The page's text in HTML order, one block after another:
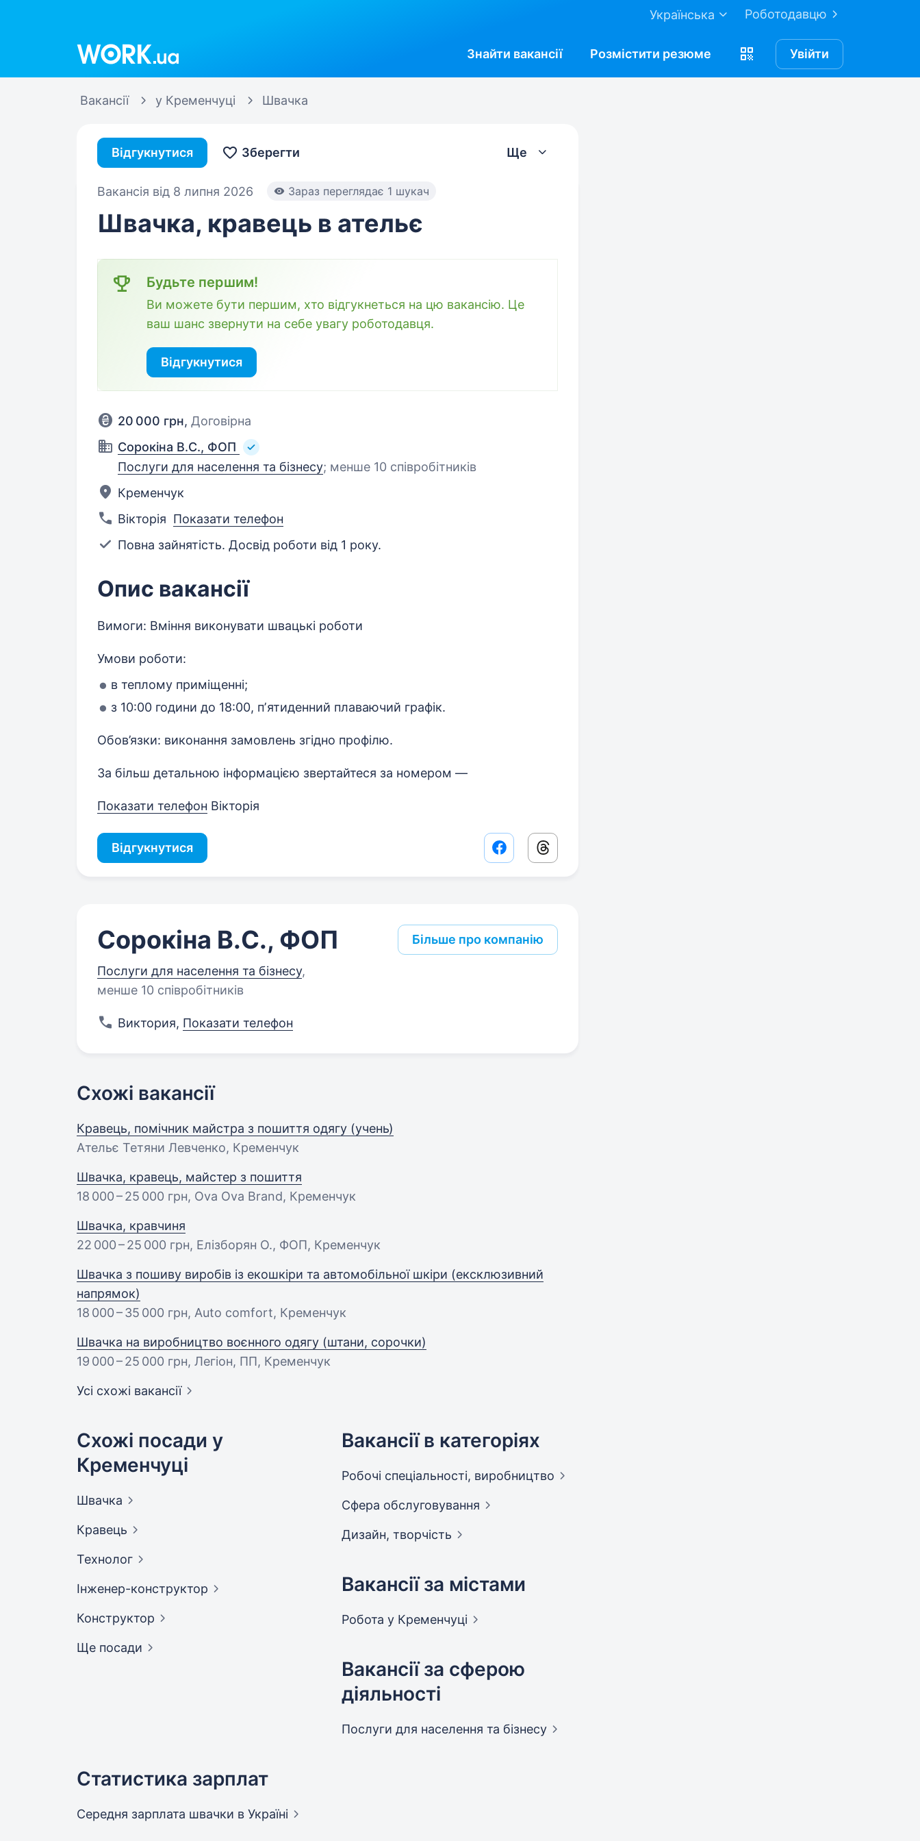
Роботодавцю
Українська
Знайти вакансії Розмістити резюме Увійти
Вакансії у Кременчуці Швачка
Відгукнутися Зберегти Ще
Вакансія від 8 липня 2026 Зараз переглядає 1 шукач
Швачка, кравець в ательє
Будьте першим!
Ви можете бути першим, хто відгукнеться на цю вакансію. Це
ваш шанс звернути на себе увагу роботодавця.
Відгукнутися
20 000 грн, Договірна
Сорокіна В.С., ФОП
Послуги для населення та бізнесу; менше 10 співробітників
Кременчук
Вікторія Показати телефон
Повна зайнятість. Досвід роботи від 1 року.
Опис вакансії
Вимоги: Вміння виконувати швацькі роботи
Умови роботи:
в теплому приміщенні;
з 10:00 години до 18:00, пʼятиденний плаваючий графік.
Обов’язки: виконання замовлень згідно профілю.
За більш детальною інформацією звертайтеся за номером —
Показати телефон Вікторія
Відгукнутися Facebook share link
Threads share link
Сорокіна В.С., ФОП
Послуги для населення та бізнесу,
менше 10 співробітників
Більше про компанію
Виктория, Показати телефон
Схожі вакансії
Кравець, помічник майстра з пошиття одягу (учень)
Ательє Тетяни Левченко, Кременчук
Швачка, кравець, майстер з пошиття
18 000 – 25 000 грн, Ova Ova Brand, Кременчук
Швачка, кравчиня
22 000 – 25 000 грн, Елізборян О., ФОП, Кременчук
Швачка з пошиву виробів із екошкіри та автомобільної шкіри (ексклюзивний
напрямок)
18 000 – 35 000 грн, Auto comfort, Кременчук
Швачка на виробництво воєнного одягу (штани, сорочки)
19 000 – 25 000 грн, Легіон, ПП, Кременчук
Усі схожі вакансії
Схожі посади у
Кременчуці
Швачка
Кравець
Технолог
Інженер-конструктор
Конструктор
Ще посади
Вакансії в категоріях
Робочі спеціальності, виробництво
Сфера обслуговування
Дизайн, творчість
Вакансії за містами
Робота у Кременчуці
Вакансії за сферою
діяльності
Послуги для населення та бізнесу
Статистика зарплат
Середня зарплата швачки в Україні